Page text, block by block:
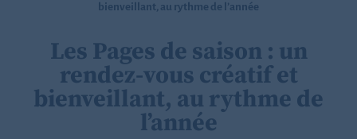
bienveillant, au rythme de l’année
Les Pages de saison : un
rendez-vous créatif et
bienveillant, au rythme de
l’année